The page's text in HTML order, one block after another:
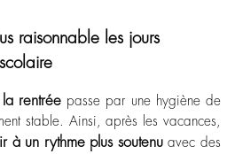
raisonnable les jours
rentrée passe par une hygiène de
stable. Ainsi, après les vacances,
à un rythme plus soutenuavec des